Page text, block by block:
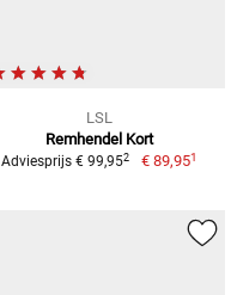
LSL
Remhendel Kort
Adviesprijs € 99,952 € 89,951